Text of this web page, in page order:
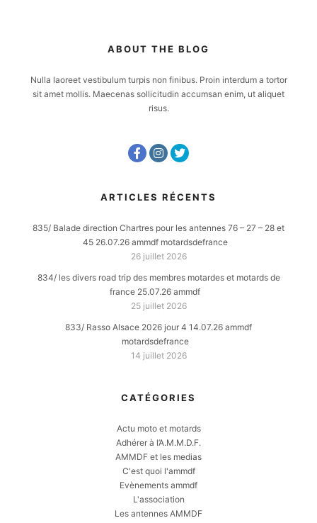
ABOUT THE BLOG
Nulla laoreet vestibulum turpis non finibus. Proin interdum a tortor
sit amet mollis. Maecenas sollicitudin accumsan enim, ut aliquet
risus.
ARTICLES RÉCENTS
835/ Balade direction Chartres pour les antennes 76 – 27 – 28 et
45 26.07.26 ammdf motardsdefrance
26 juillet 2026
834/ les divers road trip des membres motardes et motards de
france 25.07.26 ammdf
25 juillet 2026
833/ Rasso Alsace 2026 jour 4 14.07.26 ammdf
motardsdefrance
14 juillet 2026
CATÉGORIES
Actu moto et motards
Adhérer à l’A.M.M.D.F.
AMMDF et les medias
C'est quoi l'ammdf
Evènements ammdf
L'association
Les antennes AMMDF